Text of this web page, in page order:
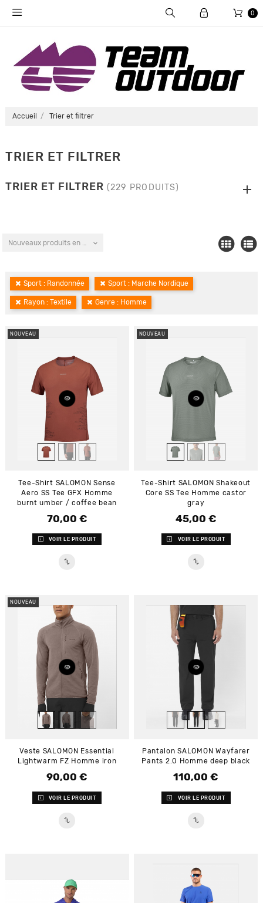
0
Accueil Trier et filtrer
TRIER ET FILTRER
TRIER ET FILTRER (229 PRODUITS)
Nouveaux produits en premier
Sport : Randonnée Sport : Marche Nordique
Rayon : Textile Genre : Homme
NOUVEAU
Tee-Shirt SALOMON Sense
Aero SS Tee GFX Homme
burnt umber / coffee bean
Prix
70,00 €
VOIR LE PRODUIT
NOUVEAU
Tee-Shirt SALOMON Shakeout
Core SS Tee Homme castor
gray
Prix
45,00 €
VOIR LE PRODUIT
NOUVEAU
Veste SALOMON Essential
Lightwarm FZ Homme iron
Prix
90,00 €
VOIR LE PRODUIT
Pantalon SALOMON Wayfarer
Pants 2.0 Homme deep black
Prix
110,00 €
VOIR LE PRODUIT